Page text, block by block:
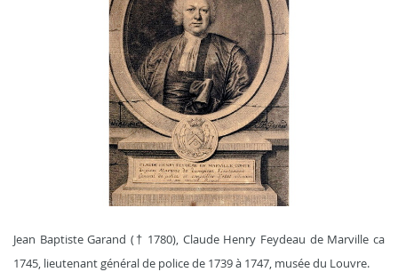
Jean Baptiste Garand († 1780), Claude Henry Feydeau de Marville ca
1745, lieutenant général de police de 1739 à 1747, musée du Louvre.